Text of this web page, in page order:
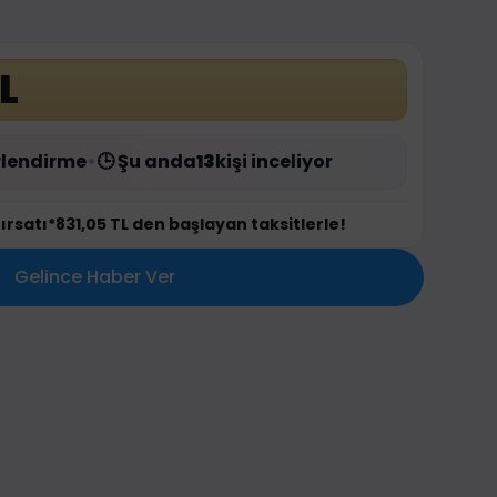
•🕒 Şu anda13kişi inceliyor
*831,05 TL den başlayan taksitlerle!
Gelince Haber Ver